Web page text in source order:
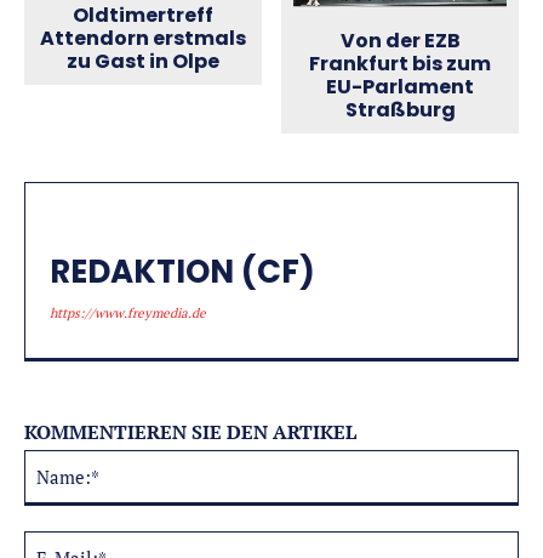
Oldtimertreff
Attendorn erstmals
zu Gast in Olpe
Von der EZB
Frankfurt bis zum
EU-Parlament
Straßburg
REDAKTION (CF)
https://www.freymedia.de
KOMMENTIEREN SIE DEN ARTIKEL